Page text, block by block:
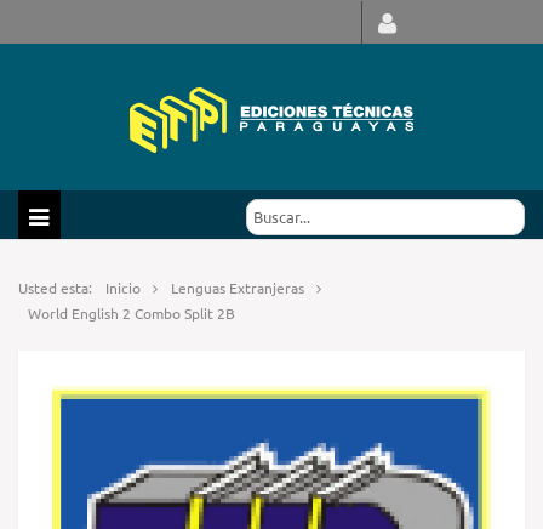
Usted esta: Inicio
Lenguas Extranjeras
World English 2 Combo Split 2B